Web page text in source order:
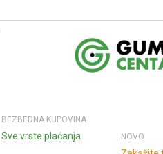
BEZBEDNA KUPOVINA
Sve vrste plaćanja NOVO